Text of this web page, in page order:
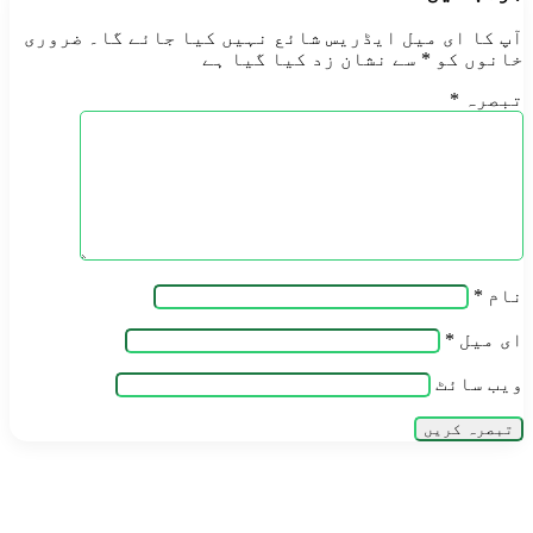
آپ کا ای میل ایڈریس شائع نہیں کیا جائے گا۔
ضروری
خانوں کو * سے نشان زد کیا گیا ہے
تبصرہ *
نام *
ای میل *
ویب‌ سائٹ